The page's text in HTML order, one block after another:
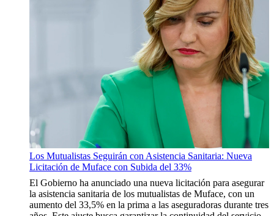
Los Mutualistas Seguirán con Asistencia Sanitaria: Nueva
Licitación de Muface con Subida del 33%
El Gobierno ha anunciado una nueva licitación para asegurar
la asistencia sanitaria de los mutualistas de Muface, con un
aumento del 33,5% en la prima a las aseguradoras durante tres